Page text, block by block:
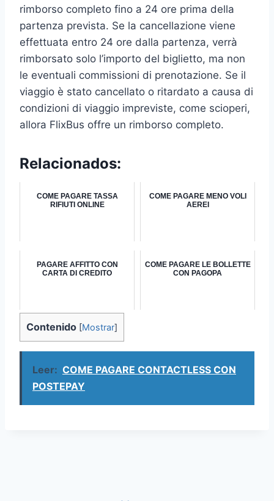
rimborso completo fino a 24 ore prima della
partenza prevista. Se la cancellazione viene
effettuata entro 24 ore dalla partenza, verrà
rimborsato solo l’importo del biglietto, ma non
le eventuali commissioni di prenotazione. Se il
viaggio è stato cancellato o ritardato a causa di
condizioni di viaggio impreviste, come scioperi,
allora FlixBus offre un rimborso completo.
Relacionados:
COME PAGARE TASSA
RIFIUTI ONLINE
COME PAGARE MENO VOLI
AEREI
PAGARE AFFITTO CON
CARTA DI CREDITO
COME PAGARE LE BOLLETTE
CON PAGOPA
Contenido [Mostrar]
Leer: COME PAGARE CONTACTLESS CON
POSTEPAY